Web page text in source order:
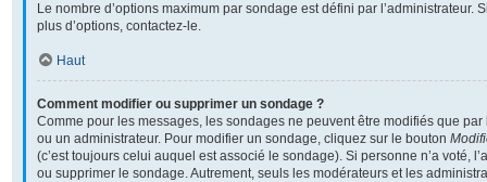
Le nombre d’options maximum par sondage est défini par l’administrateur.
plus d’options, contactez-le.
Haut
Comment modifier ou supprimer un sondage ?
Comme pour les messages, les sondages ne peuvent être modifiés que
ou un administrateur. Pour modifier un sondage, cliquez sur le bouton
(c’est toujours celui auquel est associé le sondage). Si personne n’a voté,
ou supprimer le sondage. Autrement, seuls les modérateurs et les